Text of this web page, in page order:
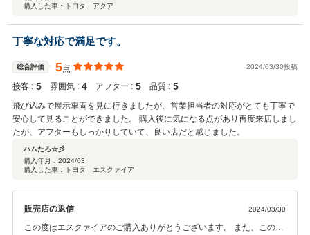
購入した車：トヨタ アクア
丁寧な対応で満足です。
総合評価 5点 2024/03/30投稿
接客 : 5 雰囲気 : 4 アフター : 5 品質 : 5
飛び込みで展示車両を見に行きましたが、営業担当者の対応がとても丁寧で
安心して見ることができました。 購入後に気になる点があり再度来店しまし
たが、アフターもしっかりしていて、良い店だと感じました。
ハムたろ☆彡
購入年月： 2024/03
購入した車：トヨタ エスクァイア
販売店の返信 2024/03/30
この度はエスクァイアのご購入ありがとうございます。 また、このよ